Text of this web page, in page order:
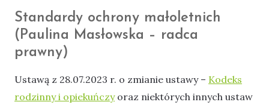
Standardy ochrony małoletnich
(Paulina Masłowska – radca
prawny)
Ustawą z 28.07.2023 r. o zmianie ustawy – Kodeks
rodzinny i opiekuńczyoraz niektórych innych ustaw